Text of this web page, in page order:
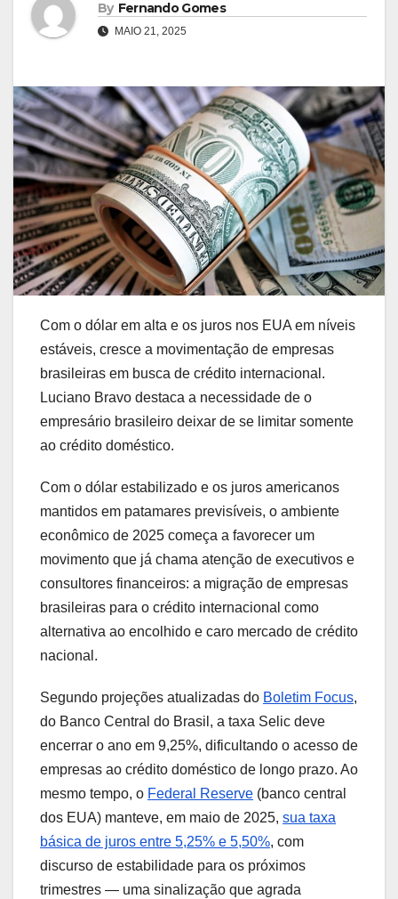
By Fernando Gomes
MAIO 21, 2025
Com o dólar em alta e os juros nos EUA em níveis
estáveis, cresce a movimentação de empresas
brasileiras em busca de crédito internacional.
Luciano Bravo destaca a necessidade de o
empresário brasileiro deixar de se limitar somente
ao crédito doméstico.
Com o dólar estabilizado e os juros americanos
mantidos em patamares previsíveis, o ambiente
econômico de 2025 começa a favorecer um
movimento que já chama atenção de executivos e
consultores financeiros: a migração de empresas
brasileiras para o crédito internacional como
alternativa ao encolhido e caro mercado de crédito
nacional.
Segundo projeções atualizadas do Boletim Focus,
do Banco Central do Brasil, a taxa Selic deve
encerrar o ano em 9,25%, dificultando o acesso de
empresas ao crédito doméstico de longo prazo. Ao
mesmo tempo, o Federal Reserve (banco central
dos EUA) manteve, em maio de 2025, sua taxa
básica de juros entre 5,25% e 5,50%, com
discurso de estabilidade para os próximos
trimestres — uma sinalização que agrada